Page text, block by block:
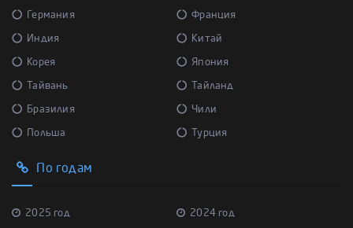
Германия Франция
Индия Китай
Корея Япония
Тайвань Тайланд
Бразилия Чили
Польша Турция
По годам
2025 год 2024 год